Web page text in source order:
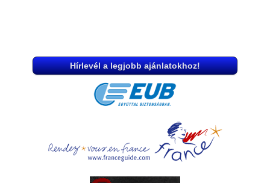
Hírlevél a legjobb ajánlatokhoz!